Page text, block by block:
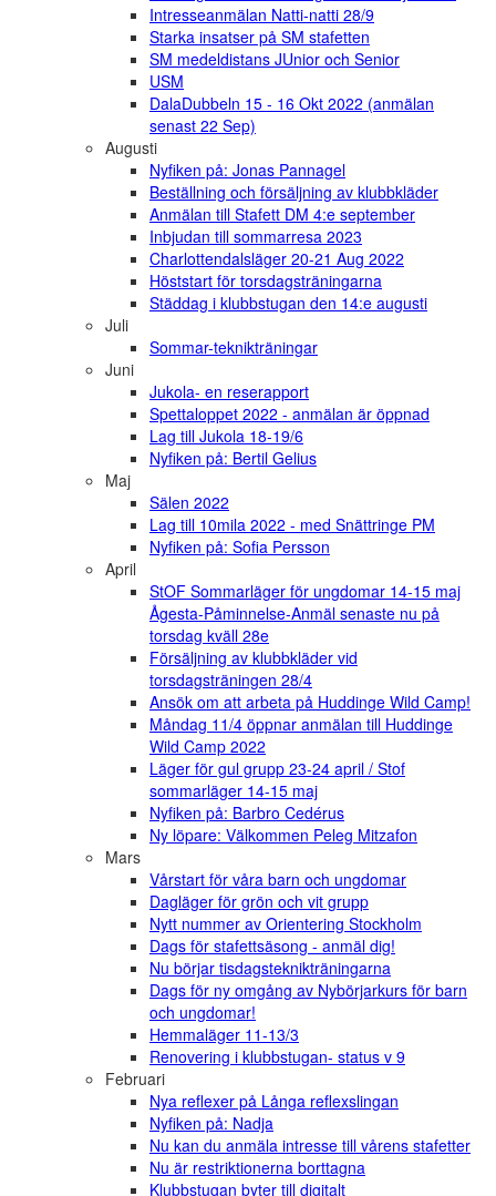
Intresseanmälan Natti-natti 28/9
Starka insatser på SM stafetten
SM medeldistans JUnior och Senior
USM
DalaDubbeln 15 - 16 Okt 2022 (anmälan
senast 22 Sep)
Augusti
Nyfiken på: Jonas Pannagel
Beställning och försäljning av klubbkläder
Anmälan till Stafett DM 4:e september
Inbjudan till sommarresa 2023
Charlottendalsläger 20-21 Aug 2022
Höststart för torsdagsträningarna
Städdag i klubbstugan den 14:e augusti
Juli
Sommar-teknikträningar
Juni
Jukola- en reserapport
Spettaloppet 2022 - anmälan är öppnad
Lag till Jukola 18-19/6
Nyfiken på: Bertil Gelius
Maj
Sälen 2022
Lag till 10mila 2022 - med Snättringe PM
Nyfiken på: Sofia Persson
April
StOF Sommarläger för ungdomar 14-15 maj
Ågesta-Påminnelse-Anmäl senaste nu på
torsdag kväll 28e
Försäljning av klubbkläder vid
torsdagsträningen 28/4
Ansök om att arbeta på Huddinge Wild Camp!
Måndag 11/4 öppnar anmälan till Huddinge
Wild Camp 2022
Läger för gul grupp 23-24 april / Stof
sommarläger 14-15 maj
Nyfiken på: Barbro Cedérus
Ny löpare: Välkommen Peleg Mitzafon
Mars
Vårstart för våra barn och ungdomar
Dagläger för grön och vit grupp
Nytt nummer av Orientering Stockholm
Dags för stafettsäsong - anmäl dig!
Nu börjar tisdagsteknikträningarna
Dags för ny omgång av Nybörjarkurs för barn
och ungdomar!
Hemmaläger 11-13/3
Renovering i klubbstugan- status v 9
Februari
Nya reflexer på Långa reflexslingan
Nyfiken på: Nadja
Nu kan du anmäla intresse till vårens stafetter
Nu är restriktionerna borttagna
Klubbstugan byter till digitalt